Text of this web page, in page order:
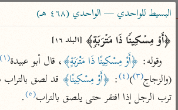
ساهم معنا في نشر القرآن والعلم
الباحث القرآني
بحث تفسير علوم
البسيط للواحدي — الواحدي (٤٦٨ هـ)
﴿أَوۡ مِسۡكِینࣰا ذَا مَتۡرَبَةࣲ﴾ [البلد ١٦]
وقوله: ﴿أَوْ مِسْكِينًا ذَا مَتْرَبَةٍ﴾، قال أبو عبيدة(١)
(والزجاج(٣) )(٤) : ﴿أَوْ مِسْكِينًا﴾
ترب الرجل إذا افتقر حتى يلصق بالتراب(٥) .